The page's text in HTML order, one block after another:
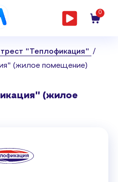
0
"Теплофикация"
(жилое помещение)
(жилое